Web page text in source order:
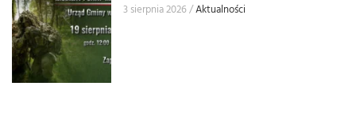
3 sierpnia 2026 Aktualności